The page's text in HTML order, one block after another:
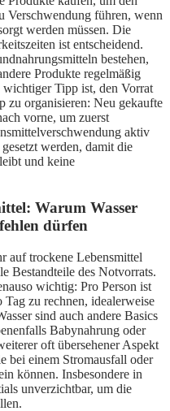
Verschwendung führen, wenn
werden müssen. Die
ist entscheidend.
bestehen,
Produkte regelmäßig
Tipp ist, den Vorrat
zu organisieren: Neu gekaufte
vorne, um zuerst
aktiv
werden, damit die
und keine
Warum Wasser
dürfen
auf trockene Lebensmittel
Bestandteile des Notvorrats.
wichtig: Pro Person ist
zu rechnen, idealerweise
sind auch andere Basics
Babynahrung oder
oft übersehener Aspekt
bei einem Stromausfall oder
können. Insbesondere in
unverzichtbar, um die